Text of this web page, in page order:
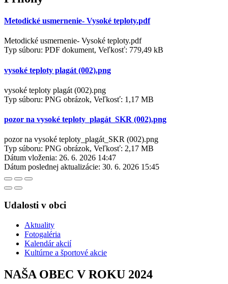
Metodické usmernenie- Vysoké teploty.pdf
Metodické usmernenie- Vysoké teploty.pdf
Typ súboru: PDF dokument, Veľkosť: 779,49 kB
vysoké teploty plagát (002).png
vysoké teploty plagát (002).png
Typ súboru: PNG obrázok, Veľkosť: 1,17 MB
pozor na vysoké teploty_plagát_SKR (002).png
pozor na vysoké teploty_plagát_SKR (002).png
Typ súboru: PNG obrázok, Veľkosť: 2,17 MB
Dátum vloženia: 26. 6. 2026 14:47
Dátum poslednej aktualizácie: 30. 6. 2026 15:45
Udalosti v obci
Aktuality
Fotogaléria
Kalendár akcií
Kultúrne a športové akcie
NAŠA OBEC V ROKU 2024